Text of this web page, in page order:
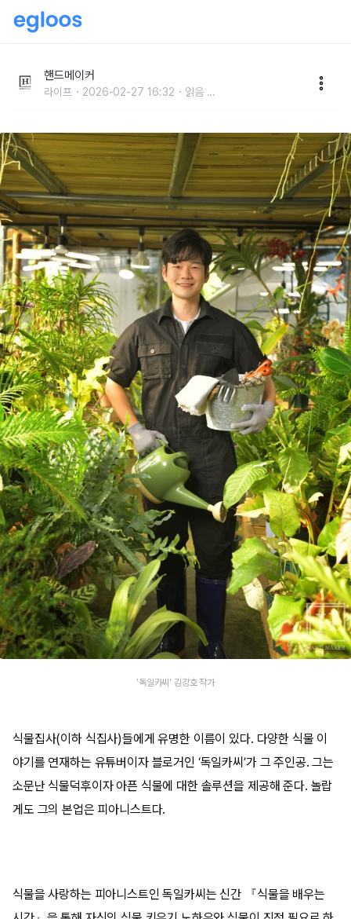
작가
핸드메이커
라이프 2026-02-27 16:32 읽음 ...
'독일카씨' 김강호 작가
식물집사(이하 식집사)들에게 유명한 이름이 있다. 다양한 식물 이
야기를 연재하는 유튜버이자 블로거인 ‘독일카씨’가 그 주인공. 그는
소문난 식물덕후이자 아픈 식물에 대한 솔루션을 제공해 준다. 놀랍
게도 그의 본업은 피아니스트다.
식물을 사랑하는 피아니스트인 독일카씨는 신간 『식물을 배우는